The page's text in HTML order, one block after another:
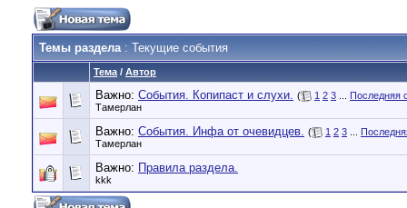
Темы раздела: Текущие события
Тема / Автор
Важно: События. Копипаст и слухи. ( 1 2 3
Последняя
Тамерлан
Важно: События. Инфа от очевидцев. ( 1 2 3
Тамерлан
Важно: Правила раздела.
kkk